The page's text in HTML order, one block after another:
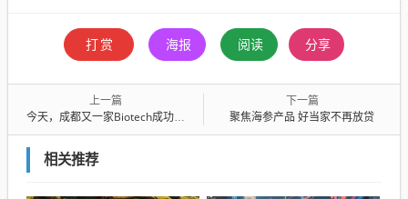
打赏 海报 阅读 分享
上一篇
今天，成都又一家Biotech成功IPO
下一篇
聚焦海参产品 好当家不再放贷
相关推荐